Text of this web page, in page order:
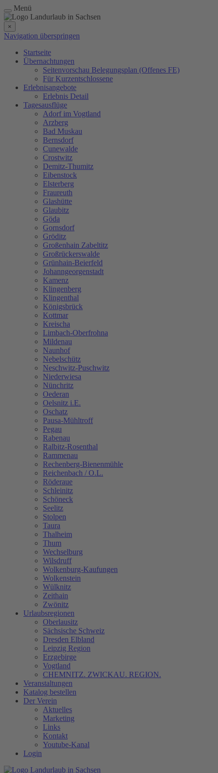
Menü
×
Navigation überspringen
Startseite
Übernachtungen
Seitenvorschau Belegungsplan (Offenes FE)
Für Kurzentschlossene
Erlebnisangebote
Erlebnis Detail
Tagesausflüge
Adorf im Vogtland
Arzberg
Bad Muskau
Bernsdorf
Cunewalde
Crostwitz
Demitz-Thumitz
Eibenstock
Elsterberg
Fraureuth
Glashütte
Glaubitz
Göda
Gornsdorf
Gröditz
Großenhain Zabeltitz
Großrückerswalde
Grünhain-Beierfeld
Johanngeorgenstadt
Kamenz
Klingenberg
Klingenthal
Königsbrück
Kottmar
Kreischa
Limbach-Oberfrohna
Mildenau
Naunhof
Nebelschütz
Neschwitz-Puschwitz
Niederwiesa
Nünchritz
Oederan
Oelsnitz i.E.
Oschatz
Pausa-Mühltroff
Pegau
Rabenau
Ralbitz-Rosenthal
Rammenau
Rechenberg-Bienenmühle
Reichenbach / O.L.
Röderaue
Schleinitz
Schöneck
Seelitz
Stolpen
Taura
Thalheim
Thum
Wechselburg
Wilsdruff
Wolkenburg-Kaufungen
Wolkenstein
Wülknitz
Zeithain
Zwönitz
Urlaubsregionen
Oberlausitz
Sächsische Schweiz
Dresden Elbland
Leipzig Region
Erzgebirge
Vogtland
CHEMNITZ. ZWICKAU. REGION.
Veranstaltungen
Katalog bestellen
Der Verein
Aktuelles
Marketing
Links
Kontakt
Youtube-Kanal
Login